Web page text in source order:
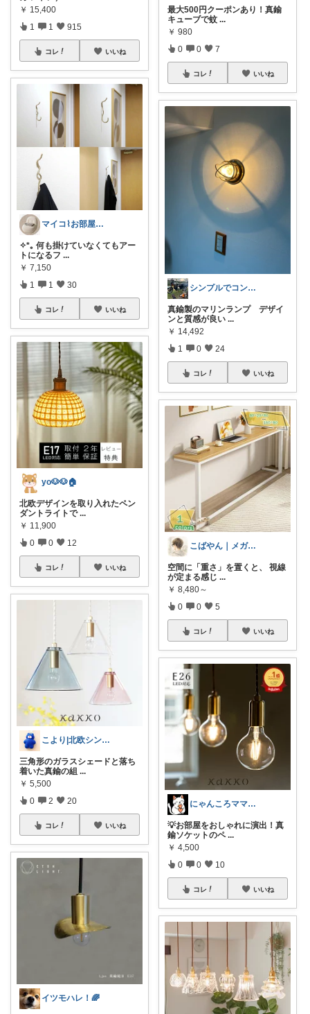
￥ 15,400
1 1 915
コレ いいね
マイコ⌇お部屋の垢抜けお手伝い✧*｡
✧*｡ 何も掛けていなくてもアー
トになるフ ...
￥ 7,150
1 1 30
コレ いいね
yo🐶🐶🏠
北欧デザインを取り入れたペン
ダントライトで ...
￥ 11,900
0 0 12
コレ いいね
こより|北欧シンプル淡色大好き保育士
三角形のガラスシェードと落ち
着いた真鍮の組 ...
￥ 5,500
0 2 20
コレ いいね
イツモハレ！🌈
最大500円クーポンあり！真鍮
キューブで蚊 ...
￥ 980
0 0 7
コレ いいね
シンプルでコンパクトな暮らしとアウトドア
真鍮製のマリンランプ デザイ
ンと質感が良い ...
￥ 14,492
1 0 24
コレ いいね
こばやん｜メガネ建築士の暮らし目線
空間に「重さ」を置くと、 視線
が定まる感じ ...
￥ 8,480～
0 0 5
コレ いいね
にゃんころママROOM
💡お部屋をおしゃれに演出！真
鍮ソケットのペ ...
￥ 4,500
0 0 10
コレ いいね